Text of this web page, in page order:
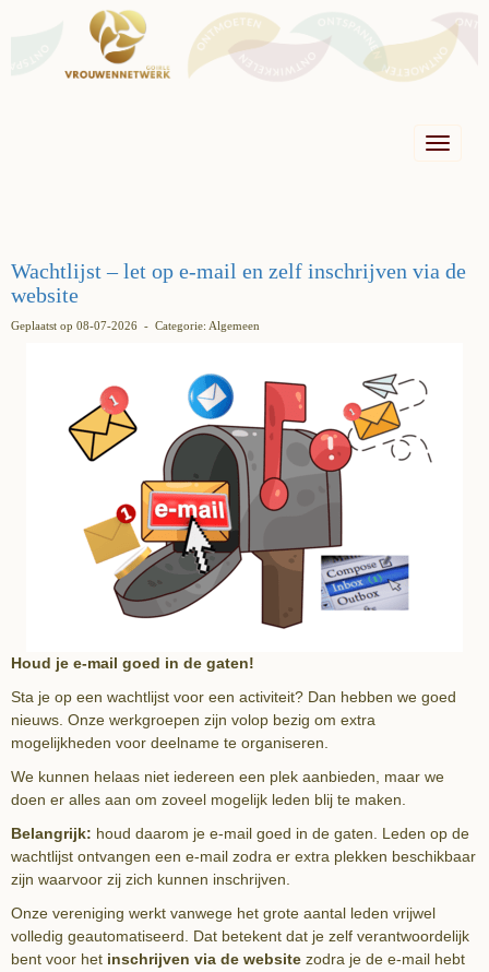
Toggle
Wachtlijst – let op e-mail en zelf inschrijven via de
website
Geplaatst op 08-07-2026 - Categorie: Algemeen
Houd je e-mail goed in de gaten!
Sta je op een wachtlijst voor een activiteit? Dan hebben we goed
nieuws. Onze werkgroepen zijn volop bezig om extra
mogelijkheden voor deelname te organiseren.
We kunnen helaas niet iedereen een plek aanbieden, maar we
doen er alles aan om zoveel mogelijk leden blij te maken.
Belangrijk: houd daarom je e-mail goed in de gaten. Leden op de
wachtlijst ontvangen een e-mail zodra er extra plekken beschikbaar
zijn waarvoor zij zich kunnen inschrijven.
Onze vereniging werkt vanwege het grote aantal leden vrijwel
volledig geautomatiseerd. Dat betekent dat je zelf verantwoordelijk
bent voor het inschrijven via de website zodra je de e-mail hebt